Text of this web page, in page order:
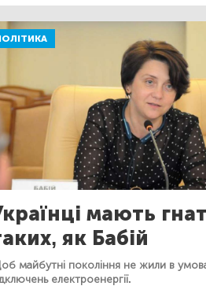
мають
як Бабій
майбутні покоління не жили в
електроенергії.